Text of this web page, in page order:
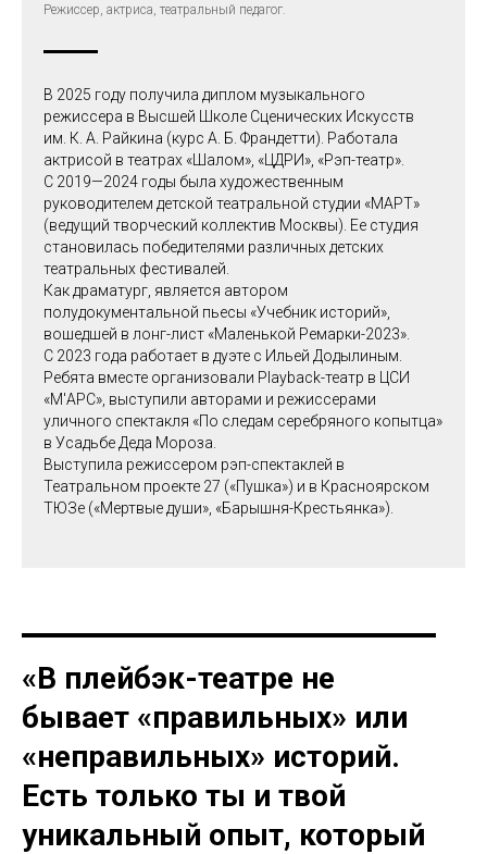
Режиссер, актриса, театральный педагог.
В 2025 году получила диплом музыкального
режиссера в Высшей Школе Сценических Искусств
им. К. А. Райкина (курс А. Б. Франдетти). Работала
актрисой в театрах «Шалом», «ЦДРИ», «Рэп-театр».
С 2019—2024 годы была художественным
руководителем детской театральной студии «МАРТ»
(ведущий творческий коллектив Москвы). Ее студия
становилась победителями различных детских
театральных фестивалей.
Как драматург, является автором
полудокументальной пьесы «Учебник историй»,
вошедшей в лонг-лист «Маленькой Ремарки-2023».
С 2023 года работает в дуэте с Ильей Додылиным.
Ребята вместе организовали Playback-театр в ЦСИ
«М'АРС», выступили авторами и режиссерами
уличного спектакля «По следам серебряного копытца»
в Усадьбе Деда Мороза.
Выступила режиссером рэп-спектаклей в
Театральном проекте 27 («Пушка») и в Красноярском
ТЮЗе («Мертвые души», «Барышня-Крестьянка»).
«В плейбэк-театре не
бывает «правильных» или
«неправильных» историй.
Есть только ты и твой
уникальный опыт, который